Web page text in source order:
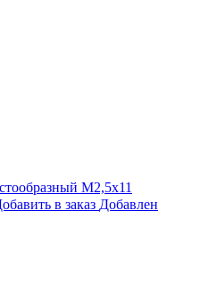
М2,5х11
в заказ Добавлен